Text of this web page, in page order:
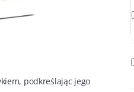
podkreślając jego